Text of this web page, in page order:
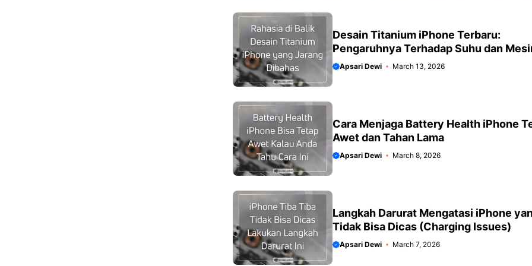
Desain Titanium iPhone Terbaru:
Pengaruhnya Terhadap Suhu dan
Apsari Dewi March 13, 2026
Cara Menjaga Battery Health iPhone
Awet dan Tahan Lama
Apsari Dewi March 8, 2026
Langkah Darurat Mengatasi iPhone
Tidak Bisa Dicas (Charging Issues)
Apsari Dewi March 7, 2026